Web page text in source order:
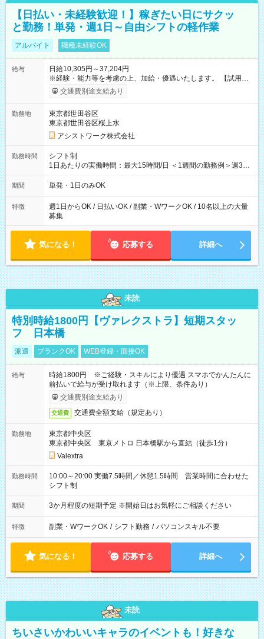
【日払い・未経験歓迎！】稼ぎたい日にサクッ
と勤務！単発・週1日～自由シフトの軽作業
アルバイト 職種未経験OK
給与
日給10,305円～37,204円
※経験・能力等を考慮の上、加給・優遇いたします。 【試用期
間】試用期間なし
交通費別途支給あり
勤務地
東京都世田谷区
東京都世田谷区桜上水
アシストワーク株式会社
勤務時間
シフト制
1日あたりの実働時間：最大15時間/日 ＜1週間の勤務例＞週3回
勤務 勤務：月・水・金 休み：火・木・土・日 好きな時にお仕事
可能です！ ※1日あたりの最大実働時間は日勤、夜勤共に勤務し
期間 単発・1日のみOK
特徴
週1日からOK / 日払いOK / 副業・WワークOK / 10名以上の大量
募集
気になる！ 応募する 詳細へ
未読
特別時給1800円【ヴァレクストラ】短期スタッ
フ 日本橋
派遣 ブランクOK WEB登録・面接OK
給与
時給1800円 ※ご経験・スキルにより優遇 スマホでかんたんに
前払いで給与が受け取れます（※上限、条件あり）
交通費別途支給あり
交通費 交通費全額支給（規定あり）
勤務地
東京都中央区
東京都中央区 東京メトロ 日本橋駅から直結（徒歩1分）
Valextra
勤務時間
10:00～20:00 実働7.5時間／休憩1.5時間 営業時間に合わせた
シフト制
期間 3か月程度の短期予定 ※開始日はお気軽にご相談ください
特徴 副業・WワークOK / シフト勤務 / パソコンスキル不要
気になる！ 応募する 詳細へ
未読
ちいさいかわいいキャラのイベントも！好きな